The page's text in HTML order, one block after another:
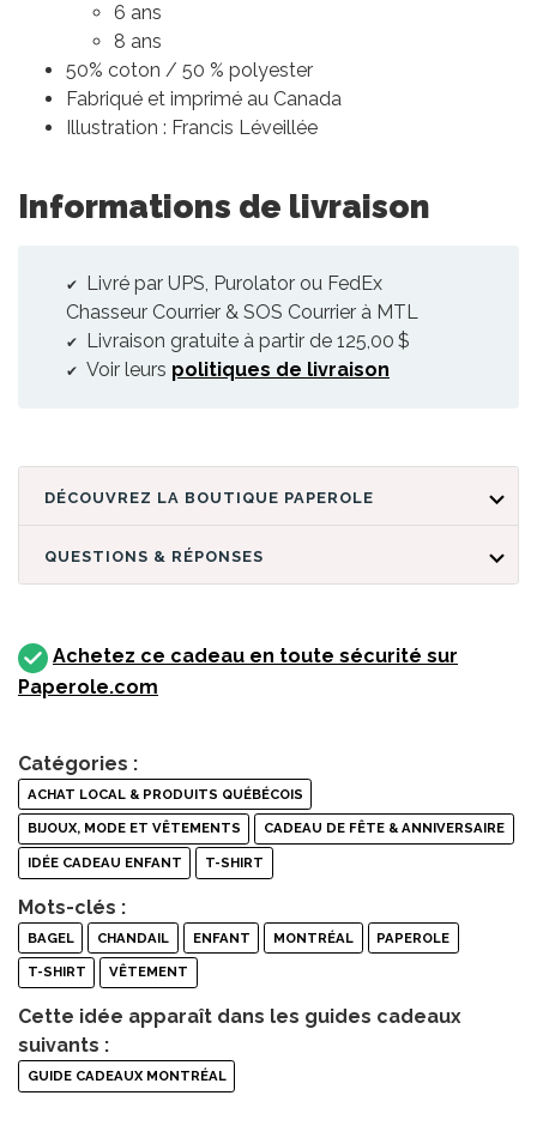
6 ans
8 ans
50% coton / 50 % polyester
Fabriqué et imprimé au Canada
Illustration : Francis Léveillée
Informations de livraison
Livré par UPS, Purolator ou FedEx
Chasseur Courrier & SOS Courrier à MTL
Livraison gratuite à partir de 125,00 $
Voir leurs politiques de livraison
DÉCOUVREZ LA BOUTIQUE PAPEROLE
QUESTIONS & RÉPONSES
Achetez ce cadeau en toute sécurité sur
Paperole.com
Catégories :
ACHAT LOCAL & PRODUITS QUÉBÉCOIS
BIJOUX, MODE ET VÊTEMENTS CADEAU DE FÊTE & ANNIVERSAIRE
IDÉE CADEAU ENFANT T-SHIRT
Mots-clés :
BAGEL CHANDAIL ENFANT MONTRÉAL PAPEROLE
T-SHIRT VÊTEMENT
Cette idée apparaît dans les guides cadeaux
suivants :
GUIDE CADEAUX MONTRÉAL